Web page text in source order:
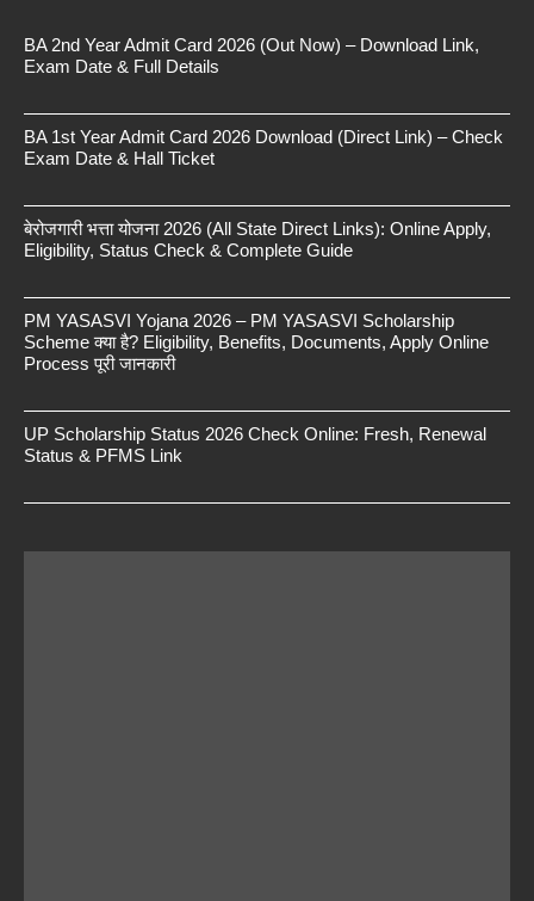
BA 2nd Year Admit Card 2026 (Out Now) – Download Link,
Exam Date & Full Details
BA 1st Year Admit Card 2026 Download (Direct Link) – Check
Exam Date & Hall Ticket
बेरोजगारी भत्ता योजना 2026 (All State Direct Links): Online Apply,
Eligibility, Status Check & Complete Guide
PM YASASVI Yojana 2026 – PM YASASVI Scholarship
Scheme क्या है? Eligibility, Benefits, Documents, Apply Online
Process पूरी जानकारी
UP Scholarship Status 2026 Check Online: Fresh, Renewal
Status & PFMS Link